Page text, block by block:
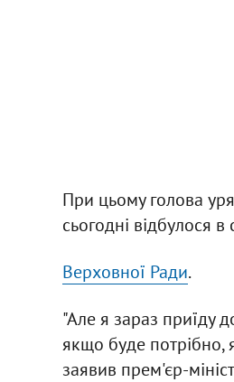
При цьому голова
сьогодні відбулося в
Верховної Ради.
"Але я зараз приїду
якщо буде потрібно,
заявив прем'єр-